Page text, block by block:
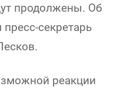
продолжены. Об
секретарь
реакции